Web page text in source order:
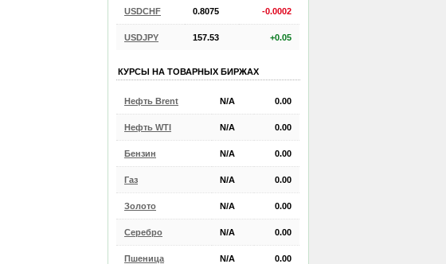
USDCHF 0.8075 -0.0002
USDJPY 157.53 +0.05
КУРСЫ НА ТОВАРНЫХ БИРЖАХ
Нефть Brent N/A 0.00
Нефть WTI N/A 0.00
Бензин N/A 0.00
Газ N/A 0.00
Золото N/A 0.00
Серебро N/A 0.00
Пшеница N/A 0.00